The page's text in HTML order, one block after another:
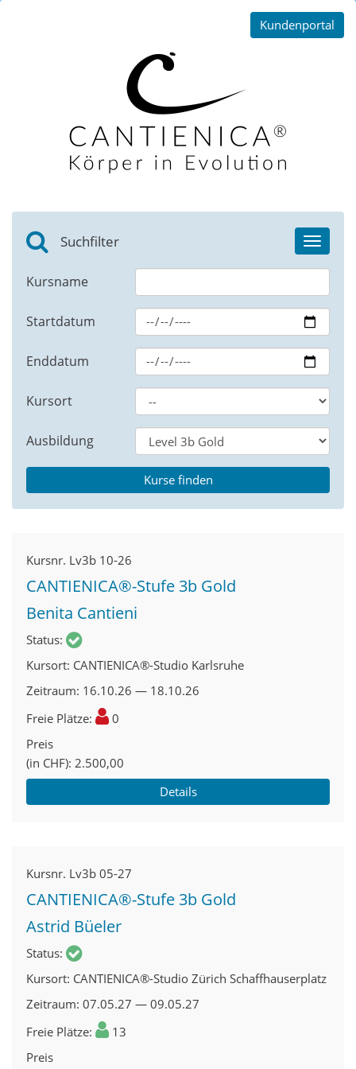
Kundenportal
Toggle
Suchfilter
Kursname
Startdatum
Enddatum
Kursort
Ausbildung
Kursnr. Lv3b 10-26
CANTIENICA®-Stufe 3b Gold
Benita Cantieni
Status
Kursort CANTIENICA®-Studio Karlsruhe
Zeitraum 16.10.26 — 18.10.26
Freie Plätze
0
Preis
(in CHF) 2.500,00
Details
Kursnr. Lv3b 05-27
CANTIENICA®-Stufe 3b Gold
Astrid Büeler
Status
Kursort CANTIENICA®-Studio Zürich Schaffhauserplatz
Zeitraum 07.05.27 — 09.05.27
Freie Plätze
13
Preis